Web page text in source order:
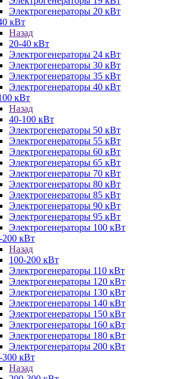
Электрогенераторы 20 кВт
кВт
Назад
20-40 кВт
Электрогенераторы 24 кВт
Электрогенераторы 30 кВт
Электрогенераторы 35 кВт
Электрогенераторы 40 кВт
кВт
Назад
40-100 кВт
Электрогенераторы 50 кВт
Электрогенераторы 55 кВт
Электрогенераторы 60 кВт
Электрогенераторы 65 кВт
Электрогенераторы 70 кВт
Электрогенераторы 80 кВт
Электрогенераторы 85 кВт
Электрогенераторы 90 кВт
Электрогенераторы 95 кВт
Электрогенераторы 100 кВт
200 кВт
Назад
100-200 кВт
Электрогенераторы 110 кВт
Электрогенераторы 120 кВт
Электрогенераторы 130 кВт
Электрогенераторы 140 кВт
Электрогенераторы 150 кВт
Электрогенераторы 160 кВт
Электрогенераторы 180 кВт
Электрогенераторы 200 кВт
300 кВт
Назад